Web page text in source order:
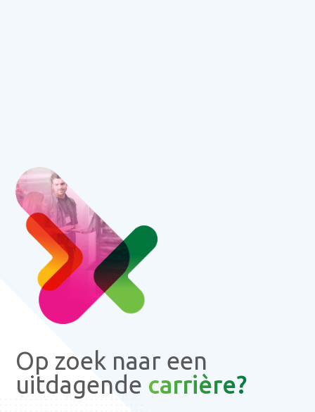
Op zoek naar een
uitdagende carrière?